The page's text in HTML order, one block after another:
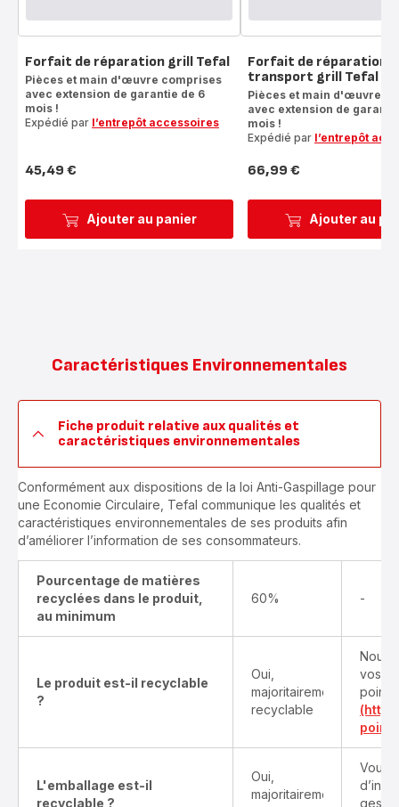
Ajouter au panier
Forfait de réparation grill Tefal
Pièces et main d'œuvre comprises
avec extension de garantie de 6
mois !
Expédié par l’entrepôt accessoires
Prix
45,49 €
Ajouter au
Forfait de réparation
transport grill Tefal
Pièces et main d'œuvre
avec extension de
mois !
Expédié par l’entrepôt
Prix
66,99 €
Caractéristiques Environnementales
Fiche produit relative aux qualités et
caractéristiques environnementales
Conformément aux dispositions de la loi Anti-Gaspillage pour
une Economie Circulaire, Tefal communique les qualités et
caractéristiques environnementales de ses produits afin
d’améliorer l’information de ses consommateurs.
Pourcentage de matières
recyclées dans le produit,
au minimum
60% -
Le produit est-il recyclable
?
Oui,
majoritairement
recyclable
Nous
vos
L'emballage est-il
recyclable ?
Oui,
majoritairement
Vous